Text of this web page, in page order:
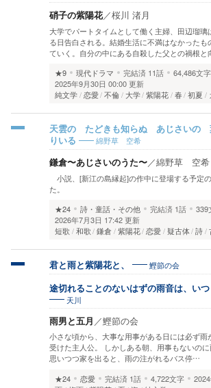
硝子の紫陽花／桜川 渚月
大学でパートタイムとして働く主婦、田辺瑠璃
る日告白される。結婚生活に不満はなかった
ていく。自分の中にある自殺した父との禍根
★9
現代ドラマ 完結済 11話
64,486文字
2025年9月30日 00:00 更新
純文学 恋愛 不倫 大学 紫陽花 春 初夏
天雲の たどきも知らぬ あじさいの
りいる
綿野草 空希
鎌倉〜あじさいのうた〜／綿野草 空希
小説、[新江の島縁起]の作中に登場する予定
た。
★24
詩・童話・その他 完結済 1話
339
2026年7月3日 17:42 更新
短歌
和歌 鎌倉 紫陽花 恋愛 疑古体 詩
君と雨と紫陽花と、 鰹節の会
途切れることのないはずの雨音は、いつ
天川
雨男と五月 ／鰹節の会
小さな頃から、大事な用事がある日には必ず雨
受けた主人公。 しかしある朝、用事もないの
思いつつ家を出ると、雨の注がれるバス停…
★24
恋愛 完結済 1話 4,722文字